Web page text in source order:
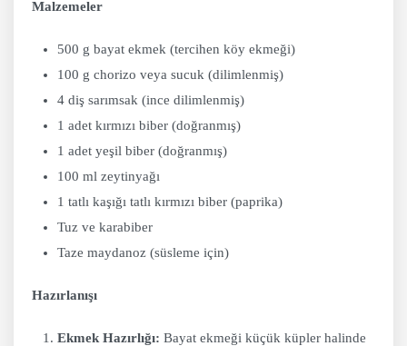
Malzemeler
500 g bayat ekmek (tercihen köy ekmeği)
100 g chorizo veya sucuk (dilimlenmiş)
4 diş sarımsak (ince dilimlenmiş)
1 adet kırmızı biber (doğranmış)
1 adet yeşil biber (doğranmış)
100 ml zeytinyağı
1 tatlı kaşığı tatlı kırmızı biber (paprika)
Tuz ve karabiber
Taze maydanoz (süsleme için)
Hazırlanışı
Ekmek Hazırlığı: Bayat ekmeği küçük küpler halinde